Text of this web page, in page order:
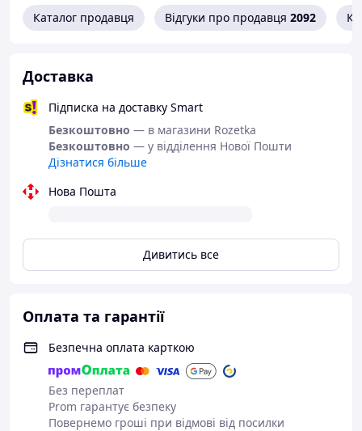
Легке встановлення
Підходить для сім’ї
Портативність
Доступне рішення для дому
Каталог продавця Відгуки про продавця 2092
Доставка
Підписка на доставку Smart
Безкоштовно — в магазини Rozetka
Безкоштовно — у відділення Нової Пошти
Дізнатися більше
Нова Пошта
Дивитись все
Оплата та гарантії
Безпечна оплата карткою
Без переплат
Prom гарантує безпеку
Повернемо гроші при відмові від посилки